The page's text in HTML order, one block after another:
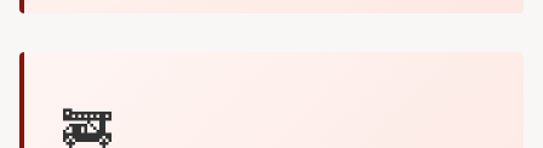
🚒